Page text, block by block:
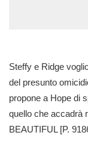
Steffy e Ridge
del presunto
propone a Hope di
quello che accadrà
BEAUTIFUL [P.